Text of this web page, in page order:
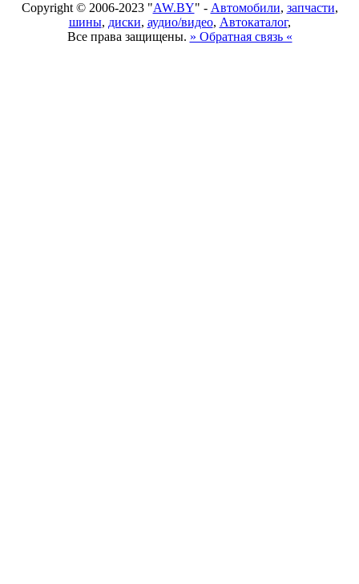
Copyright © 2006-2023 "AW.BY" - Автомобили, запчасти,
шины, диски, аудио/видео, Автокаталог,
Все права защищены. » Обратная связь «